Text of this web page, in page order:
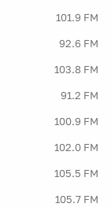
101.9 FM
92.6 FM
103.8 FM
91.2 FM
100.9 FM
102.0 FM
105.5 FM
105.7 FM